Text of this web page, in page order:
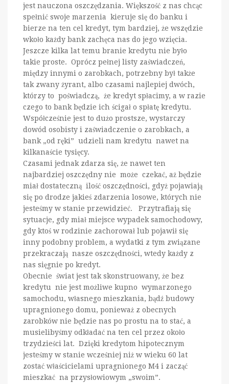
jest nauczona oszczędzania. Większość z nas chcąc
spełnić swoje marzenia kieruje się do banku i
bierze na ten cel kredyt, tym bardziej, że wszędzie
wkoło każdy bank zachęca nas do jego wzięcia.
Jeszcze kilka lat temu branie kredytu nie było
takie proste. Oprócz pełnej listy zaświadczeń,
między innymi o zarobkach, potrzebny był także
tak zwany żyrant, albo czasami najlepiej dwóch,
którzy to poświadczą, że kredyt spłacimy, a w razie
czego to bank będzie ich ścigał o spłatę kredytu.
Współcześnie jest to dużo prostsze, wystarczy
dowód osobisty i zaświadczenie o zarobkach, a
bank „od ręki” udzieli nam kredytu nawet na
kilkanaście tysięcy.
Czasami jednak zdarza się, że nawet ten
najbardziej oszczędny nie może czekać, aż będzie
miał dostateczną ilość oszczędności, gdyż pojawiają
się po drodze jakieś zdarzenia losowe, których nie
jesteśmy w stanie przewidzieć. Przytrafiają się
sytuacje, gdy miał miejsce wypadek samochodowy,
gdy ktoś w rodzinie zachorował lub pojawił się
inny podobny problem, a wydatki z tym związane
przekraczają nasze oszczędności, wtedy każdy z
nas sięgnie po kredyt.
Obecnie świat jest tak skonstruowany, że bez
kredytu nie jest możliwe kupno wymarzonego
samochodu, własnego mieszkania, bądź budowy
upragnionego domu, ponieważ z obecnych
zarobków nie będzie nas po prostu na to stać, a
musielibyśmy odkładać na ten cel przez około
trzydzieści lat. Dzięki kredytom hipotecznym
jesteśmy w stanie wcześniej niż w wieku 60 lat
zostać właścicielami upragnionego M4 i zacząć
mieszkać na przysłowiowym „swoim”.